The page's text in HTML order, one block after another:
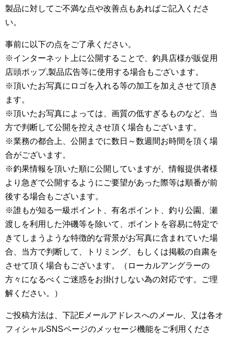
製品に対してご不満な点や改善点もあればご記入くださ
い。
事前に以下の点をご了承ください。
※インターネット上に公開することで、釣具店様が販促用
店頭ポップ,製品広告等に使用する場合もございます。
※頂いたお写真にロゴを入れる等の加工を加えさせて頂き
ます。
※頂いたお写真によっては、画質の低すぎるものなど、当
方で判断して公開を控えさせ頂く場合もございます。
※業務の都合上、公開までに数日～数週間お時間を頂く場
合がございます。
※釣果情報を頂いた順に公開していますが、情報提供者様
より急ぎで公開するようにご要望があった際等は順番が前
後する場合もございます。
※誰もが知る一級ポイント、有名ポイント、釣り公園、瀬
渡しを利用した沖磯等を除いて、ポイントを容易に特定で
きてしまうような特徴的な背景がお写真に含まれていた場
合、当方で判断して、トリミング、もしくは掲載の自粛を
させて頂く場合もございます。（ローカルアングラーの
方々になるべくご迷惑をお掛けしない為の対応です。ご理
解ください。）
ご投稿方法は、下記Eメールアドレスへのメール、又は各オ
フィシャルSNSページのメッセージ機能をご利用くださ